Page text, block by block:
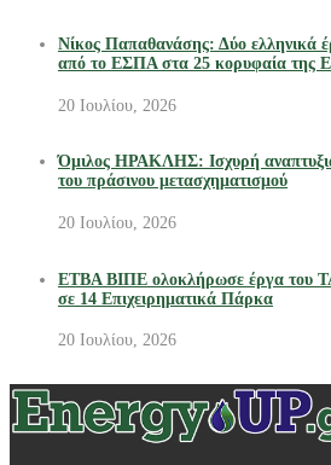
Νίκος Παπαθανάσης: Δύο ελληνικά
από το ΕΣΠΑ στα 25 κορυφαία της
20 Ιουλίου, 2026
Όμιλος ΗΡΑΚΛΗΣ: Ισχυρή
του πράσινου μετασχηματισμού
20 Ιουλίου, 2026
ΕΤΒΑ ΒΙΠΕ ολοκλήρωσε έργα του
σε 14 Επιχειρηματικά Πάρκα
20 Ιουλίου, 2026